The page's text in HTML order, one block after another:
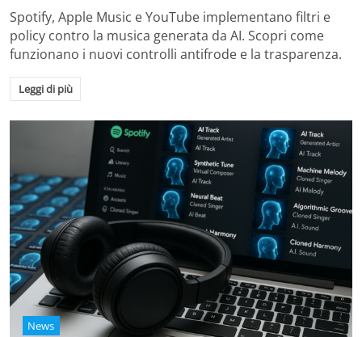
Spotify, Apple Music e YouTube implementano filtri e
policy contro la musica generata da AI. Scopri come
funzionano i nuovi controlli antifrode e la trasparenza.
Leggi di più
News